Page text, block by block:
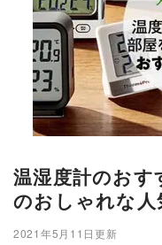
温湿度計のおす
のおしゃれな人
2021年5月11日更新